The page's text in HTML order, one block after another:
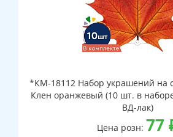
*КМ-18112 Набор украшений на
Клен оранжевый (10 шт. в
ВД-лак)
Цена розн: 77